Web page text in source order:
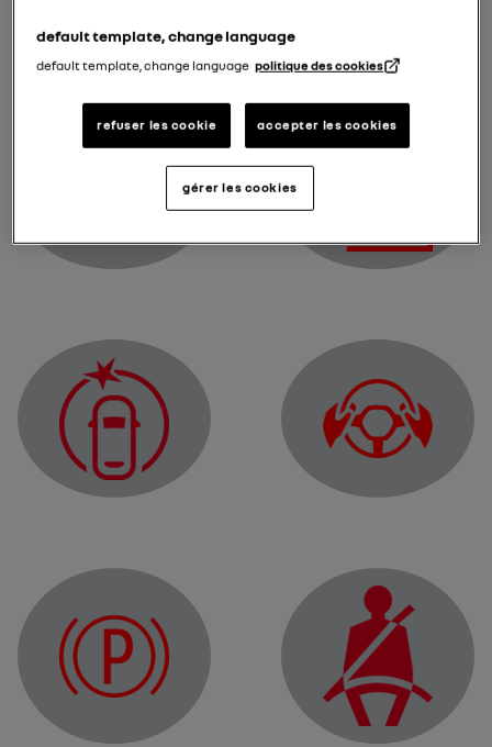
Upozoravajuća lampica elektrotehničkog sistema
Upozoravajuća lampica za kvar električnog motora
Upozoravajuća
Lampica upozorenja funkcije „Aktivno kočenje u slučaju
Upozoravajuća
Lampica upozorenja za elektronsku parkirnu kočnicu
Upozoravajuća
default template, change language
default template, change language politique des cookies
refuser les cookie accepter les cookies
gérer les cookies